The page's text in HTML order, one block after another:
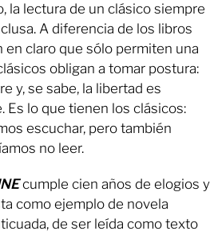
la lectura de un clásico siempre
A diferencia de los libros
en claro que sólo permiten una
obligan a tomar postura:
y, se sabe, la libertad es
Es lo que tienen los clásicos:
escuchar, pero también
no leer.
cumple cien años de elogios y
como ejemplo de novela
de ser leída como texto